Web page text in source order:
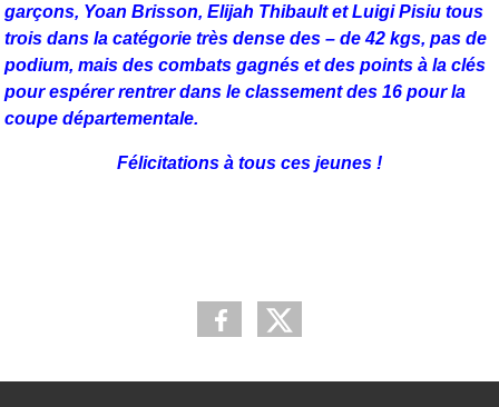
garçons, Yoan Brisson, Elijah Thibault et Luigi Pisiu tous
trois dans la catégorie très dense des – de 42 kgs, pas de
podium, mais des combats gagnés et des points à la clés
pour espérer rentrer dans le classement des 16 pour la
coupe départementale.
Félicitations à tous ces jeunes !